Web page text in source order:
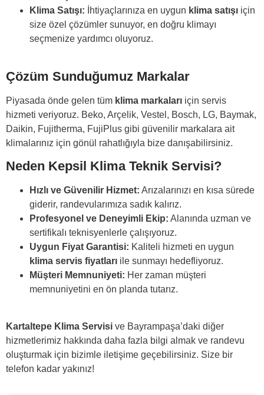
Klima Satışı: İhtiyaçlarınıza en uygun klima satışı için
size özel çözümler sunuyor, en doğru klimayı
seçmenize yardımcı oluyoruz.
Çözüm Sunduğumuz Markalar
Piyasada önde gelen tüm klima markaları için servis
hizmeti veriyoruz. Beko, Arçelik, Vestel, Bosch, LG, Baymak,
Daikin, Fujitherma, FujiPlus gibi güvenilir markalara ait
klimalarınız için gönül rahatlığıyla bize danışabilirsiniz.
Neden Kepsil Klima Teknik Servisi?
Hızlı ve Güvenilir Hizmet: Arızalarınızı en kısa sürede
giderir, randevularımıza sadık kalırız.
Profesyonel ve Deneyimli Ekip: Alanında uzman ve
sertifikalı teknisyenlerle çalışıyoruz.
Uygun Fiyat Garantisi: Kaliteli hizmeti en uygun
klima servis fiyatları ile sunmayı hedefliyoruz.
Müşteri Memnuniyeti: Her zaman müşteri
memnuniyetini en ön planda tutarız.
Kartaltepe Klima Servisi ve Bayrampaşa’daki diğer
hizmetlerimiz hakkında daha fazla bilgi almak ve randevu
oluşturmak için bizimle iletişime geçebilirsiniz. Size bir
telefon kadar yakınız!